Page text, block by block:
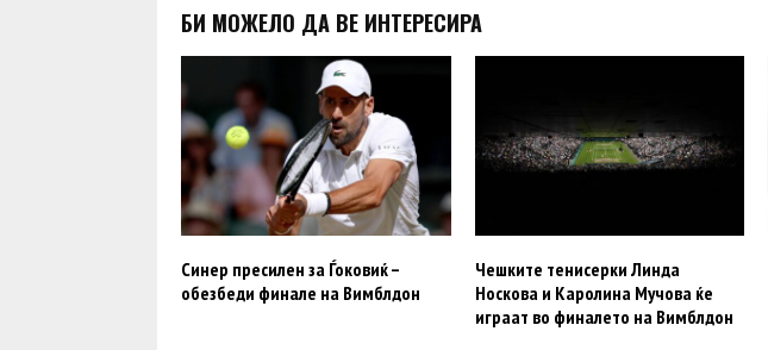
БИ МОЖЕЛО ДА ВЕ ИНТЕРЕСИРА
Синер пресилен за Ѓоковиќ –
обезбеди финале на Вимблдон
Чешките тенисерки Линда
Носкова и Каролина Мучова ќе
играат во финалето на Вимблдон